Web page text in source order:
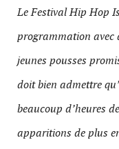
Le Festival Hip Hop
programmation avec
jeunes pousses
doit bien admettre
beaucoup d’heures
apparitions de plus